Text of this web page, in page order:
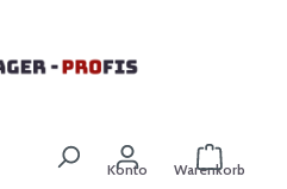
Konto Warenkorb